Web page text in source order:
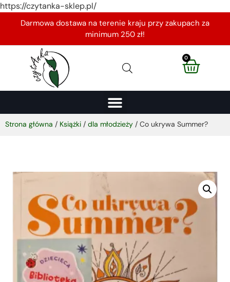
https://czytanka-sklep.pl/
Darmowa dostawa na terenie kraju przy zakupach za
minimum 250 zł!
0
Strona główna / Książki / dla młodzieży / Co ukrywa Summer?